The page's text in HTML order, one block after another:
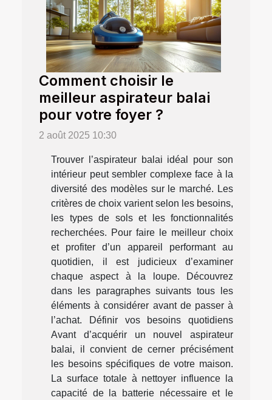
Comment choisir le
meilleur aspirateur balai
pour votre foyer ?
2 août 2025 10:30
Trouver l’aspirateur balai idéal pour son
intérieur peut sembler complexe face à la
diversité des modèles sur le marché. Les
critères de choix varient selon les besoins,
les types de sols et les fonctionnalités
recherchées. Pour faire le meilleur choix
et profiter d’un appareil performant au
quotidien, il est judicieux d’examiner
chaque aspect à la loupe. Découvrez
dans les paragraphes suivants tous les
éléments à considérer avant de passer à
l’achat. Définir vos besoins quotidiens
Avant d’acquérir un nouvel aspirateur
balai, il convient de cerner précisément
les besoins spécifiques de votre maison.
La surface totale à nettoyer influence la
capacité de la batterie nécessaire et le